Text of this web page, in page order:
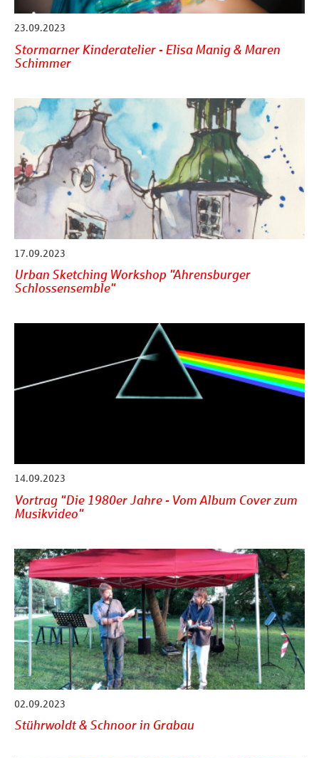
23.09.2023
Stormarner Kinderatelier - Elisa Manig & Maren
Schimmer
17.09.2023
Urban Sketching Workshop "Ahrensburger
Schlossensemble"
14.09.2023
Vortrag "Die 1980er Jahre - Vom Album Cover zum
Musikvideo"
02.09.2023
Stührwoldt & Schnoor in Grabau